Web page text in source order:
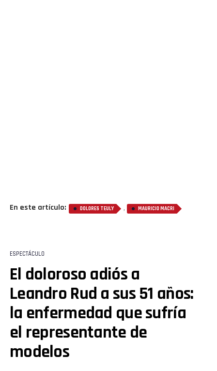
En este artículo: DOLORES TEULY , MAURICIO MACRI
ESPECTÁCULO
El doloroso adiós a
Leandro Rud a sus 51 años:
la enfermedad que sufría
el representante de
modelos